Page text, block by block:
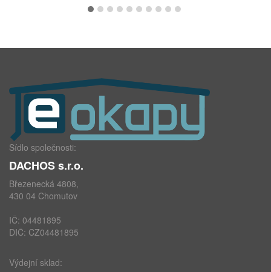
Sídlo společnosti:
DACHOS s.r.o.
Březenecká 4808,
430 04 Chomutov
IČ: 04481895
DIČ: CZ04481895
Výdejní sklad: